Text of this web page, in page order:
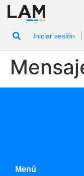
Iniciar sesión
Menú